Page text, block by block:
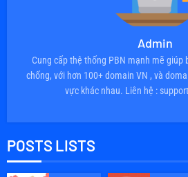
Admin
Cung cấp thệ thống PBN mạnh mẽ giúp
chống, với hơn 100+ domain VN , và
vực khác nhau. Liên hệ :
POSTS LISTS